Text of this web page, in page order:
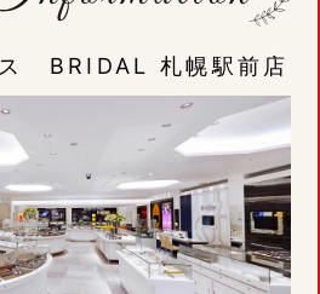
BRIDAL 札幌駅前店